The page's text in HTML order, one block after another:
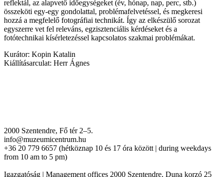
reflektál, az alapvető időegységeket (év, hónap, nap, perc, stb.)
összeköti egy-egy gondolattal, problémafelvetéssel, és megkeresi
hozzá a megfelelő fotográfiai technikát. Így az elkészülő sorozat
egyszerre vet fel releváns, egzisztenciális kérdéseket és a
fotótechnikai kísérletezéssel kapcsolatos szakmai problémákat.
Kurátor: Kopin Katalin
Kiállításarculat: Herr Ágnes
2000 Szentendre, Fő tér 2–5.
info@muzeumicentrum.hu
+36 20 779 6657 (hétköznap 10 és 17 óra között | during weekdays
from 10 am to 5 pm)
Igazgatóság | Management offices 2000 Szentendre, Duna korzó 25